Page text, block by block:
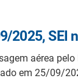
2025, SEI
aérea
em 25/09/